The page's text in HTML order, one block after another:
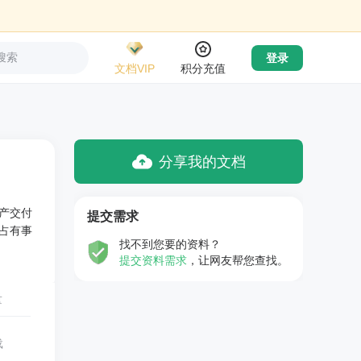
索
文档VIP
积分充值
登录
交付
有事
分享我的文档
提交需求
找不到您要的资料？
提交资料需求 ，让网友帮您查找。